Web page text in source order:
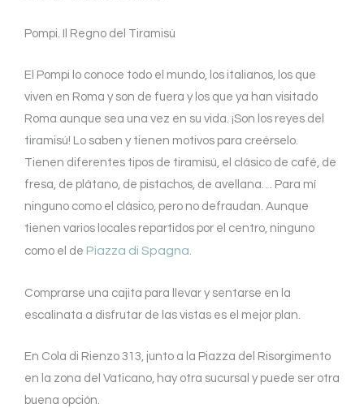
Pompi. Il Regno del Tiramisù
El Pompi lo conoce todo el mundo, los italianos, los que
viven en Roma y son de fuera y los que ya han visitado
Roma aunque sea una vez en su vida. ¡Son los reyes del
tiramisú! Lo saben y tienen motivos para creérselo.
Tienen diferentes tipos de tiramisú, el clásico de café, de
fresa, de plátano, de pistachos, de avellana… Para mí
ninguno como el clásico, pero no defraudan. Aunque
tienen varios locales repartidos por el centro, ninguno
como el de Piazza di Spagna.
Comprarse una cajita para llevar y sentarse en la
escalinata a disfrutar de las vistas es el mejor plan.
En Cola di Rienzo 313, junto a la Piazza del Risorgimento
en la zona del Vaticano, hay otra sucursal y puede ser otra
buena opción.